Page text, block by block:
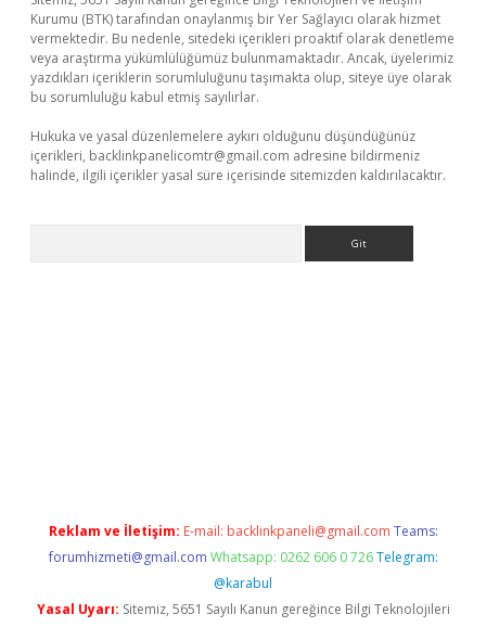
Kurumu (BTK) tarafından onaylanmış bir Yer Sağlayıcı olarak hizmet
vermektedir. Bu nedenle, sitedeki içerikleri proaktif olarak denetleme
veya araştırma yükümlülüğümüz bulunmamaktadır. Ancak, üyelerimiz
yazdıkları içeriklerin sorumluluğunu taşımakta olup, siteye üye olarak
bu sorumluluğu kabul etmiş sayılırlar.
Hukuka ve yasal düzenlemelere aykırı olduğunu düşündüğünüz
içerikleri, backlinkpanelicomtr@gmail.com adresine bildirmeniz
halinde, ilgili içerikler yasal süre içerisinde sitemizden kaldırılacaktır.
Reklam ve İletişim: E-mail: backlinkpaneli@gmail.com Teams:
forumhizmeti@gmail.com Whatsapp: 0262 606 0 726 Telegram:
@karabul
Yasal Uyarı: Sitemiz, 5651 Sayılı Kanun gereğince Bilgi Teknolojileri